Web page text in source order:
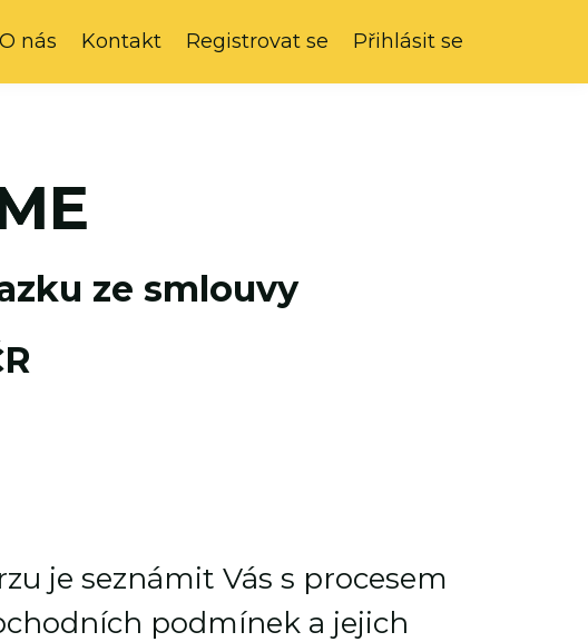
O nás Kontakt Registrovat se Přihlásit se
ze smlouvy
je seznámit Vás s procesem
podmínek a jejich